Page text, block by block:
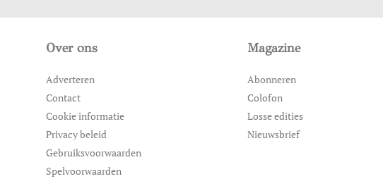
Over ons
Adverteren
Contact
Cookie informatie
Privacy beleid
Gebruiksvoorwaarden
Spelvoorwaarden
Magazine
Abonneren
Colofon
Losse edities
Nieuwsbrief